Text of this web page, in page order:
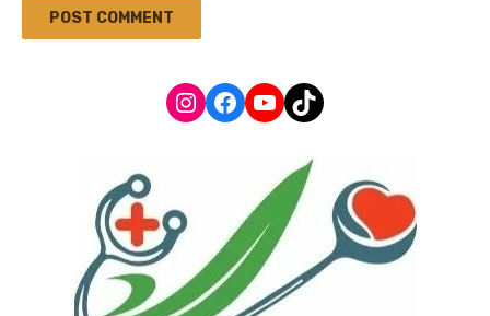
Instagram
Facebook
YouTube
TikTok